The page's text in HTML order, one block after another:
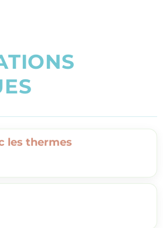
TIONS
ES
les thermes